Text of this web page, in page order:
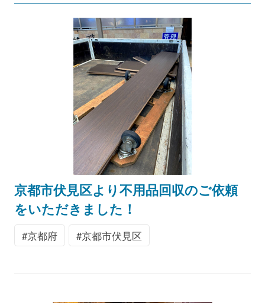
京都市伏見区より不用品回収のご依頼
をいただきました！
京都府 京都市伏見区